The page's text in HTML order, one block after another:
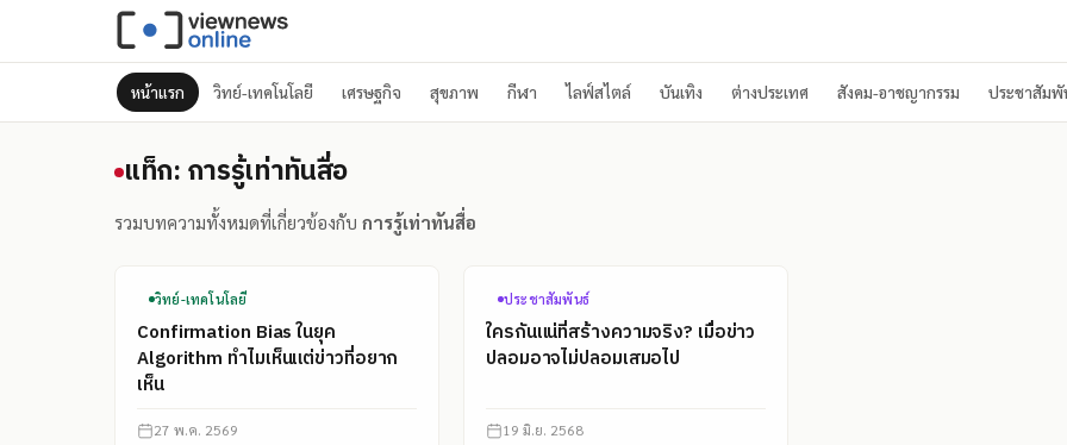
หน้าแรก วิทย์-เทคโนโลยี เศรษฐกิจ สุขภาพ กีฬา ไลฟ์สไตล์ บันเทิง ต่างประเทศ สังคม-อาชญากรรม ประชาสัมพั
แท็ก: การรู้เท่าทันสื่อ
แท็ก: การรู้เท่าทันสื่อ
รวมบทความทั้งหมดที่เกี่ยวข้องกับ การรู้เท่าทันสื่อ
วิทย์-เทคโนโลยี
Confirmation Bias ในยุค
Algorithm ทำไมเห็นแต่ข่าวที่อยาก
เห็น
27 พ.ค. 2569
ประชาสัมพันธ์
ใครกันแน่ที่สร้างความจริง? เมื่อข่าว
ปลอมอาจไม่ปลอมเสมอไป
19 มิ.ย. 2568